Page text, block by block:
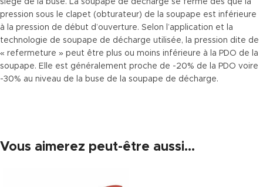
siège de la buse. La soupape de décharge se ferme dès que la
pression sous le clapet (obturateur) de la soupape est inférieure
à la pression de début d’ouverture. Selon l’application et la
technologie de soupape de décharge utilisée, la pression dite de
« refermeture » peut être plus ou moins inférieure à la PDO de la
soupape. Elle est généralement proche de -20% de la PDO voire
-30% au niveau de la buse de la soupape de décharge.
Vous aimerez peut-être aussi…